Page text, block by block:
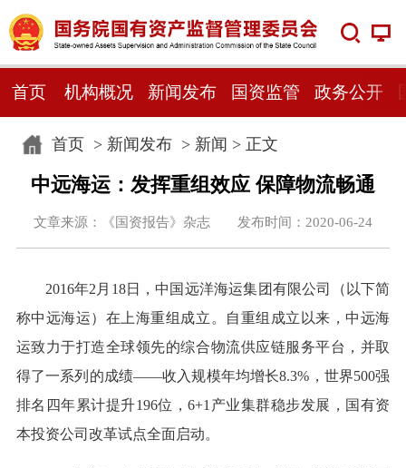
首页 机构概况 新闻发布 国资监管 政务公开
首页> 新闻发布> 新闻 > 正文
中远海运：发挥重组效应 保障物流畅通
文章来源：《国资报告》杂志 发布时间：2020-06-24
2016年2月18日，中国远洋海运集团有限公司（以下简
称中远海运）在上海重组成立。自重组成立以来，中远海
运致力于打造全球领先的综合物流供应链服务平台，并取
得了一系列的成绩——收入规模年均增长8.3%，世界500强
排名四年累计提升196位，6+1产业集群稳步发展，国有资
本投资公司改革试点全面启动。